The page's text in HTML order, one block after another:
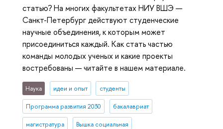
статью? На многих факультетах НИУ ВШЭ —
Санкт-Петербург действуют студенческие
научные объединения, к которым может
присоединиться каждый. Как стать частью
команды молодых ученых и какие проекты
востребованы — читайте в нашем материале.
Наука идеи и опыт студенты
Программа развития 2030 бакалавриат
магистратура Вышка социальная